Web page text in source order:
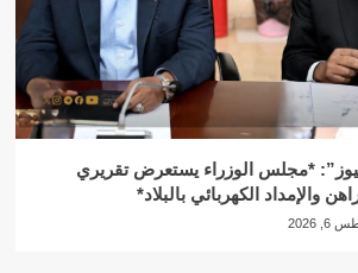
*مجلس الوزراء يستعرض تقريري
والإمداد الكهربائي بالبلاد*
2026